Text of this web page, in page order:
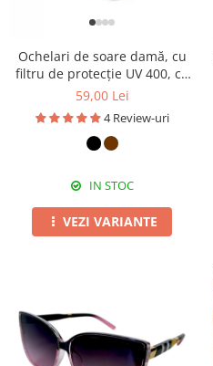
Pilote cu blăniță
Ochelari de soare damă, cu
filtru de protecție UV 400, cu
toc cadou, OSD36
59,00 Lei
4 Review-uri
IN STOC
VEZI VARIANTE